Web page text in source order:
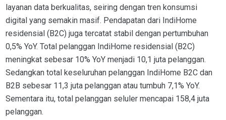
layanan data berkualitas, seiring dengan tren konsumsi
digital yang semakin masif. Pendapatan dari IndiHome
residensial (B2C) juga tercatat stabil dengan pertumbuhan
0,5% YoY. Total pelanggan IndiHome residensial (B2C)
meningkat sebesar 10% YoY menjadi 10,1 juta pelanggan.
Sedangkan total keseluruhan pelanggan IndiHome B2C dan
B2B sebesar 11,3 juta pelanggan atau tumbuh 7,1% YoY.
Sementara itu, total pelanggan seluler mencapai 158,4 juta
pelanggan.